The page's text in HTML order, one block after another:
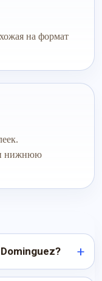
на формат
и нижнюю